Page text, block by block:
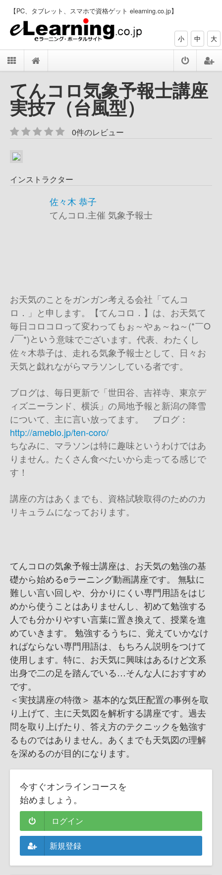
【PC、タブレット、スマホで資格ゲット elearning.co.jp】
小 中 大
てんコロ気象予報士講座
実技7（台風型）
0件のレビュー
インストラクター
佐々木 恭子
てんコロ.主催 気象予報士
お天気のことをガンガン考える会社「てんコ
ロ．」と申します。【てんコロ．】は、お天気て
毎日コロコロって変わってもぉ～やぁ～ね～(*￣O
ﾉ￣*)という意味でございます。代表、わたくし
佐々木恭子は、走れる気象予報士として、日々お
天気と戯れながらマラソンしている者です。
ブログは、毎日更新で「世田谷、吉祥寺、東京デ
ィズニーランド、横浜」の局地予報と新潟の降雪
について、主に言い放ってます。 ブログ：
http://ameblo.jp/ten-coro/
ちなみに、マラソンは特に趣味というわけではあ
りません。たくさん食べたいから走ってる感じで
す！
講座の方はあくまでも、資格試験取得のためのカ
リキュラムになっております。
てんコロの気象予報士講座は、お天気の勉強の基
礎から始めるeラーニング動画講座です。 無駄に
難しい言い回しや、分かりにくい専門用語をはじ
めから使うことはありませんし、初めて勉強する
人でも分かりやすい言葉に置き換えて、授業を進
めていきます。 勉強するうちに、覚えていかなけ
ればならない専門用語は、もちろん説明をつけて
使用します。特に、お天気に興味はあるけど文系
出身で二の足を踏んでいる…そんな人におすすめ
です。
＜実技講座の特徴＞ 基本的な気圧配置の事例を取
り上げて、主に天気図を解析する講座です。過去
問を取り上げたり、答え方のテクニックを勉強す
るものではありません。あくまでも天気図の理解
を深めるのが目的になります。
今すぐオンラインコースを
始めましょう。
ログイン
新規登録